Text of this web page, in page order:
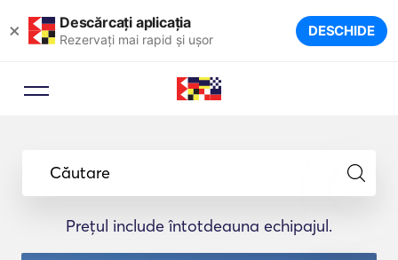
× Descărcați aplicația
Rezervați mai rapid și ușor DESCHIDE
Căutare
Prețul include întotdeauna echipajul.